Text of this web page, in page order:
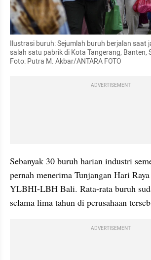
Ilustrasi buruh: Sejumlah buruh berjalan saat
salah satu pabrik di Kota Tangerang,
Foto: Putra M. Akbar/ANTARA FOTO
ADVERTISEMENT
Sebanyak 30 buruh harian industri
pernah menerima Tunjangan Hari
YLBHI-LBH Bali. Rata-rata buruh
selama lima tahun di perusahaan
ADVERTISEMENT